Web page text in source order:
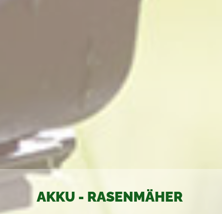
AKKU - RASENMÄHER